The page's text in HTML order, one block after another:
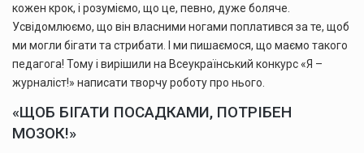
кожен крок, і розуміємо, що це, певно, дуже боляче.
Усвідомлюємо, що він власними ногами поплатився за те, щоб
ми могли бігати та стрибати. І ми пишаємося, що маємо такого
педагога! Тому і вирішили на Всеукраїнський конкурс «Я –
журналіст!» написати творчу роботу про нього.
«ЩОБ БІГАТИ ПОСАДКАМИ, ПОТРІБЕН
МОЗОК!»